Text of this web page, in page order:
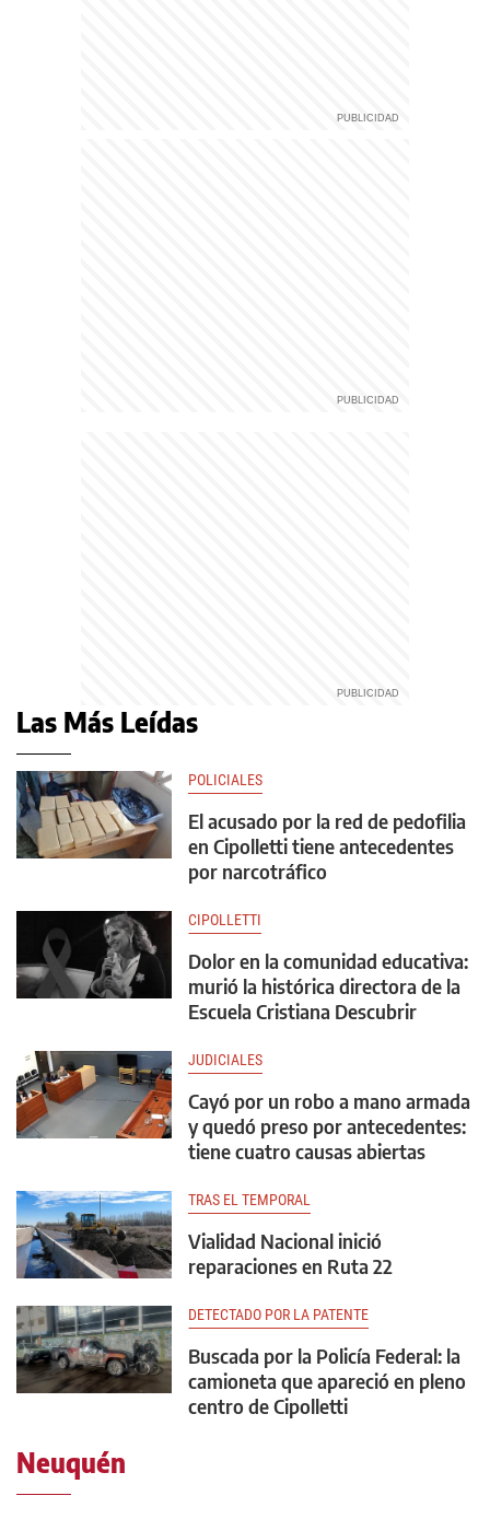
Las Más Leídas
POLICIALES
El acusado por la red de pedofilia
en Cipolletti tiene antecedentes
por narcotráfico
CIPOLLETTI
Dolor en la comunidad educativa:
murió la histórica directora de la
Escuela Cristiana Descubrir
JUDICIALES
Cayó por un robo a mano armada
y quedó preso por antecedentes:
tiene cuatro causas abiertas
TRAS EL TEMPORAL
Vialidad Nacional inició
reparaciones en Ruta 22
DETECTADO POR LA PATENTE
Buscada por la Policía Federal: la
camioneta que apareció en pleno
centro de Cipolletti
Neuquén